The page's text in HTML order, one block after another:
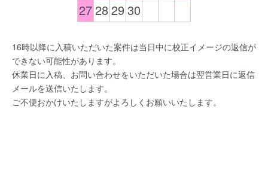
27 28 2930
16時以降に入稿いただいた案件は当日中に校正イメージの返信が
できない可能性があります。
休業日に入稿、お問い合わせをいただいた場合は翌営業日に返信
メールを送信いたします。
ご不便おかけいたしますがよろしくお願いいたします。